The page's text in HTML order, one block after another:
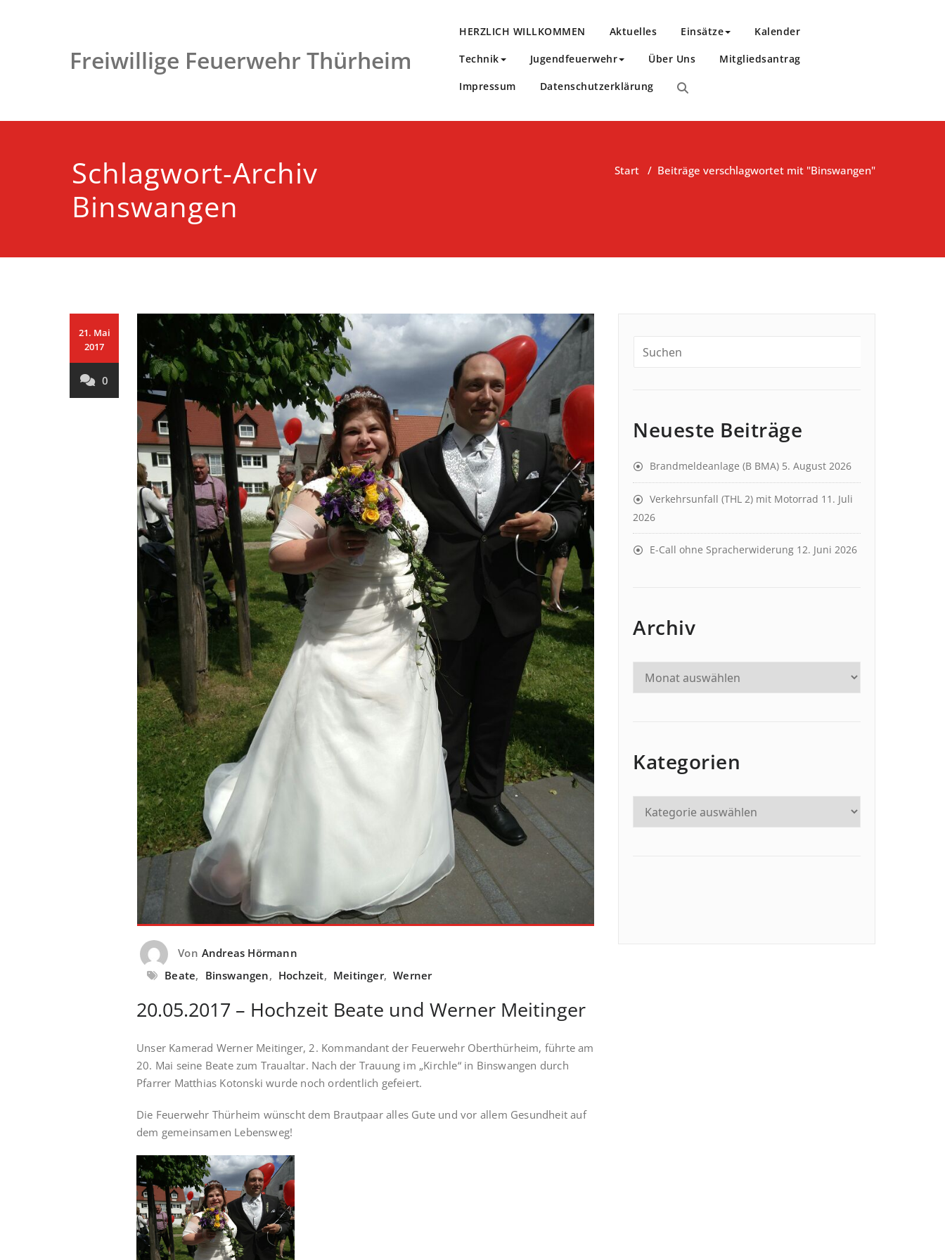
Freiwillige Feuerwehr Thürheim
HERZLICH WILLKOMMEN Aktuelles Einsätze Kalender
Technik Jugendfeuerwehr Über Uns Mitgliedsantrag
Impressum Datenschutzerklärung
Schlagwort-Archiv
Binswangen
Start / Beiträge verschlagwortet mit "Binswangen"
21. Mai
2017
0
Von Andreas Hörmann
Beate, Binswangen, Hochzeit, Meitinger, Werner
20.05.2017 – Hochzeit Beate und Werner Meitinger
Unser Kamerad Werner Meitinger, 2. Kommandant der Feuerwehr Oberthürheim, führte am
20. Mai seine Beate zum Traualtar. Nach der Trauung im „Kirchle“ in Binswangen durch
Pfarrer Matthias Kotonski wurde noch ordentlich gefeiert.
Die Feuerwehr Thürheim wünscht dem Brautpaar alles Gute und vor allem Gesundheit auf
dem gemeinsamen Lebensweg!
Neueste Beiträge
Brandmeldeanlage (B BMA) 5. August 2026
Verkehrsunfall (THL 2) mit Motorrad 11. Juli
2026
E-Call ohne Spracherwiderung 12. Juni 2026
Archiv
Kategorien